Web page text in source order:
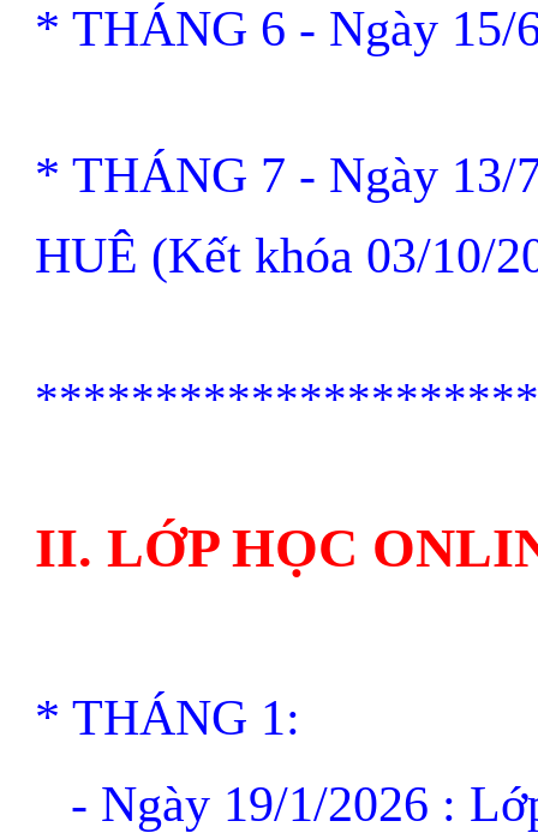
* THÁNG 6 - Ngày 15/
* THÁNG 7 - Ngày 13/
HUÊ (Kết khóa 03/10/
********************
II. LỚP HỌC
* THÁNG 1:
- Ngày 19/1/2026 :